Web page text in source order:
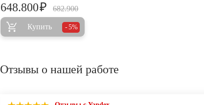
682.900
648.800₽
Купить 5%
Отзывы о нашей работе